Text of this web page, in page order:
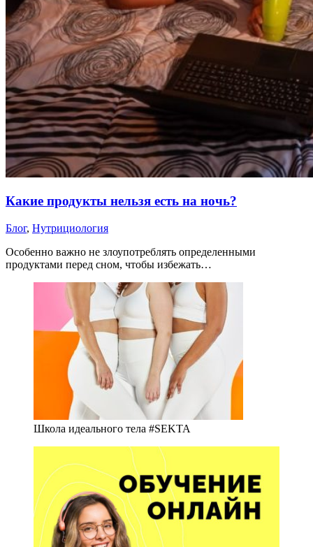
Какие продукты нельзя есть на ночь?
Блог, Нутрициология
Особенно важно не злоупотреблять определенными
продуктами перед сном, чтобы избежать…
Школа идеального тела #SEKTA